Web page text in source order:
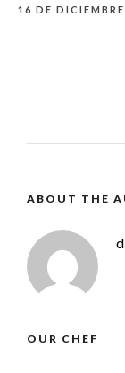
16 DE
ABOUT THE
OUR CHEF